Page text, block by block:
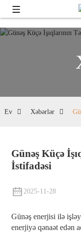
Ev Xəbərlər
Günəş Küçə
İstifadəsi
2025-11-28
Günəş enerjisi ilə
enerjiyə qənaət edən